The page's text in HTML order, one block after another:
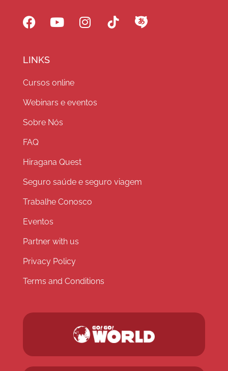
LINKS
Cursos online
Webinars e eventos
Sobre Nós
FAQ
Hiragana Quest
Seguro saúde e seguro viagem
Trabalhe Conosco
Eventos
Partner with us
Privacy Policy
Terms and Conditions